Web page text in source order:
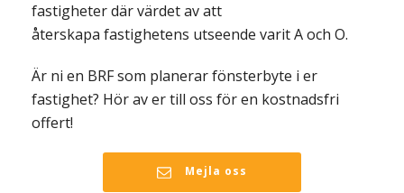
fastigheter där värdet av att
återskapa fastighetens utseende varit A och O.
Är ni en BRF som planerar fönsterbyte i er
fastighet? Hör av er till oss för en kostnadsfri
offert!
Mejla oss